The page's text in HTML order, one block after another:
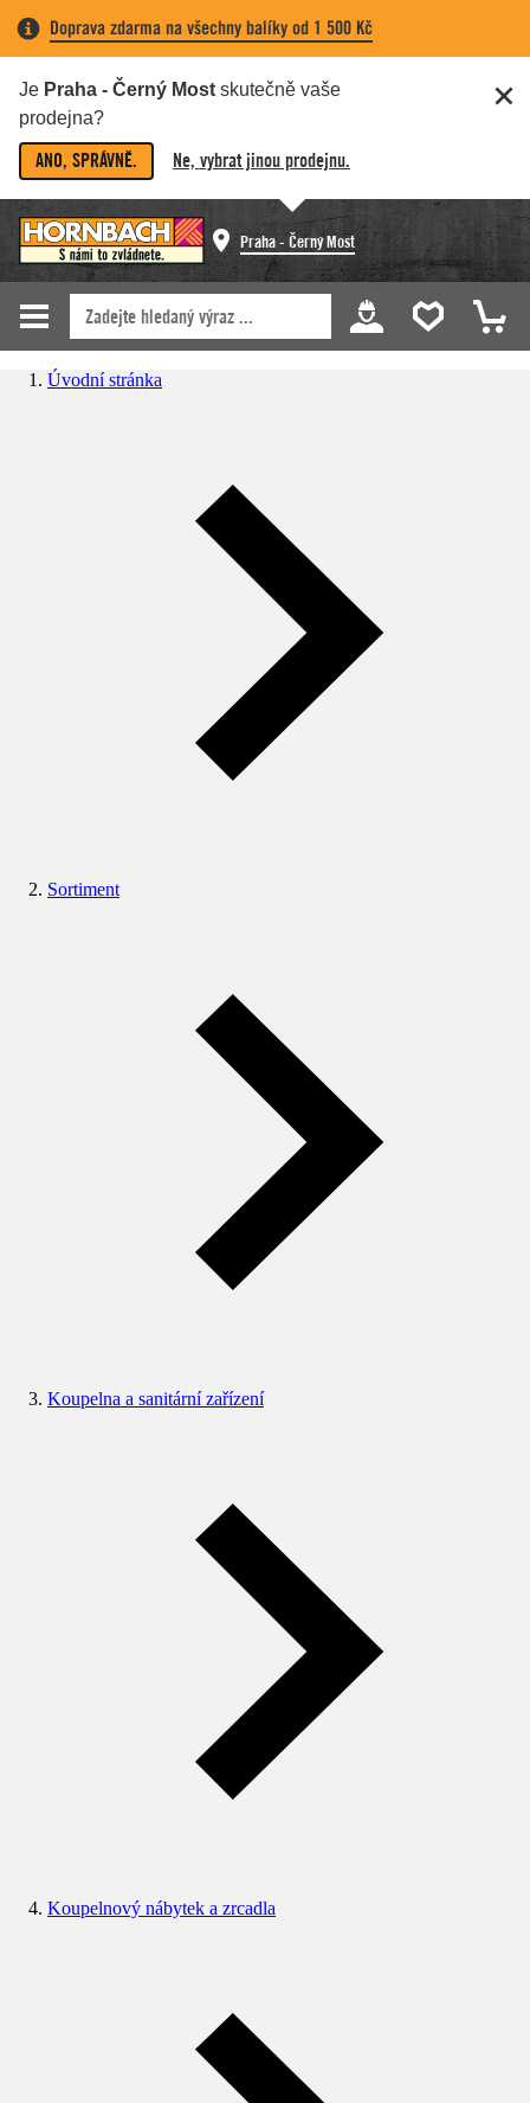
Doprava zdarma na všechny balíky od 1 500 Kč
Je Praha - Černý Most skutečně vaše
prodejna?
ANO, SPRÁVNĚ. Ne, vybrat jinou prodejnu.
Praha - Černý Most
Úvodní stránka
Sortiment
Koupelna a sanitární zařízení
Koupelnový nábytek a zrcadla